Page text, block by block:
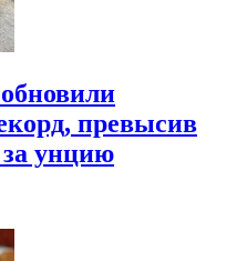
превысив
за унцию